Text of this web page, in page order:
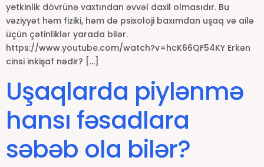
yetkinlik dövrünə vaxtından əvvəl daxil olmasıdır. Bu
vəziyyət həm fiziki, həm də psixoloji baxımdan uşaq və ailə
üçün çətinliklər yarada bilər.
https://www.youtube.com/watch?v=hcK66QF54KY Erkən
cinsi inkişaf nədir? […]
Uşaqlarda piylənmə
hansı fəsadlara
səbəb ola bilər?